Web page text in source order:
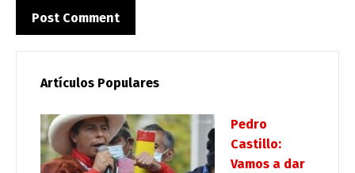
Artículos Populares
Pedro
Castillo:
Vamos a dar